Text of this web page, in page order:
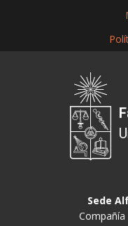
Sede
Compañía